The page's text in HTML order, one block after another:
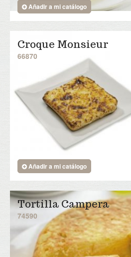
Añadir a mi catálogo
Croque Monsieur
66870
Añadir a mi catálogo
Tortilla Campera
74590